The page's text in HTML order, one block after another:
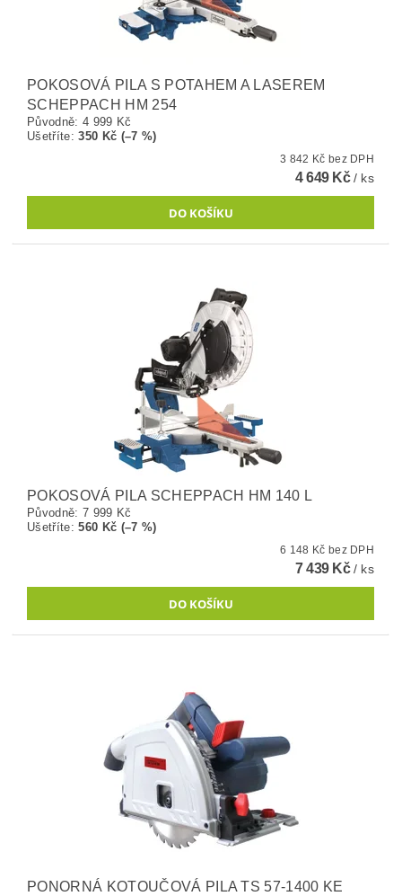
POKOSOVÁ PILA S POTAHEM A LASEREM
SCHEPPACH HM 254
Původně: 4 999 Kč
Ušetříte:350 Kč (–7 %)
3 842 Kč bez DPH
4 649 Kč/ ks
POKOSOVÁ PILA SCHEPPACH HM 140 L
Původně: 7 999 Kč
Ušetříte:560 Kč (–7 %)
6 148 Kč bez DPH
7 439 Kč/ ks
PONORNÁ KOTOUČOVÁ PILA TS 57-1400 KE